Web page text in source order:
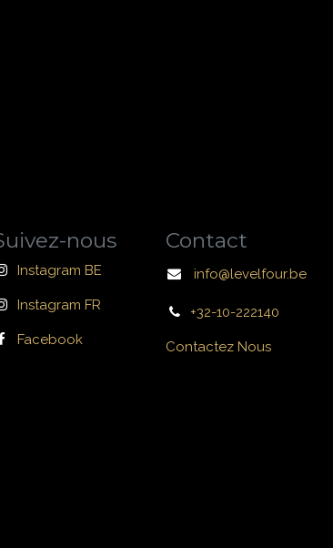
nous
Instagram BE
Instagram FR
Facebook
Contact
info@levelfour.be
+32-10-222140
Contactez Nous